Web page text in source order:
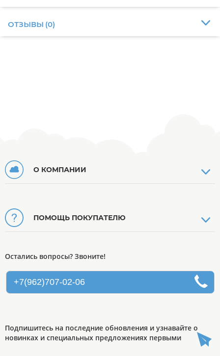
ОТЗЫВЫ (0)
О КОМПАНИИ
ПОМОЩЬ ПОКУПАТЕЛЮ
Остались вопросы? Звоните!
+7(962)707-02-06
Подпишитесь на последние обновления и узнавайте о
новинках и специальных предложениях первыми